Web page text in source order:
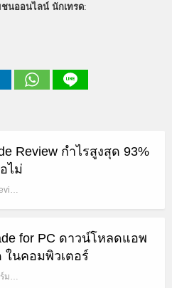
นออนไลน์ นักเทรด:
Review กำไรสูงสุด 93%
ไม่
for PC ดาวน์โหลดแอพ
ในคอมพิวเตอร์
ม…